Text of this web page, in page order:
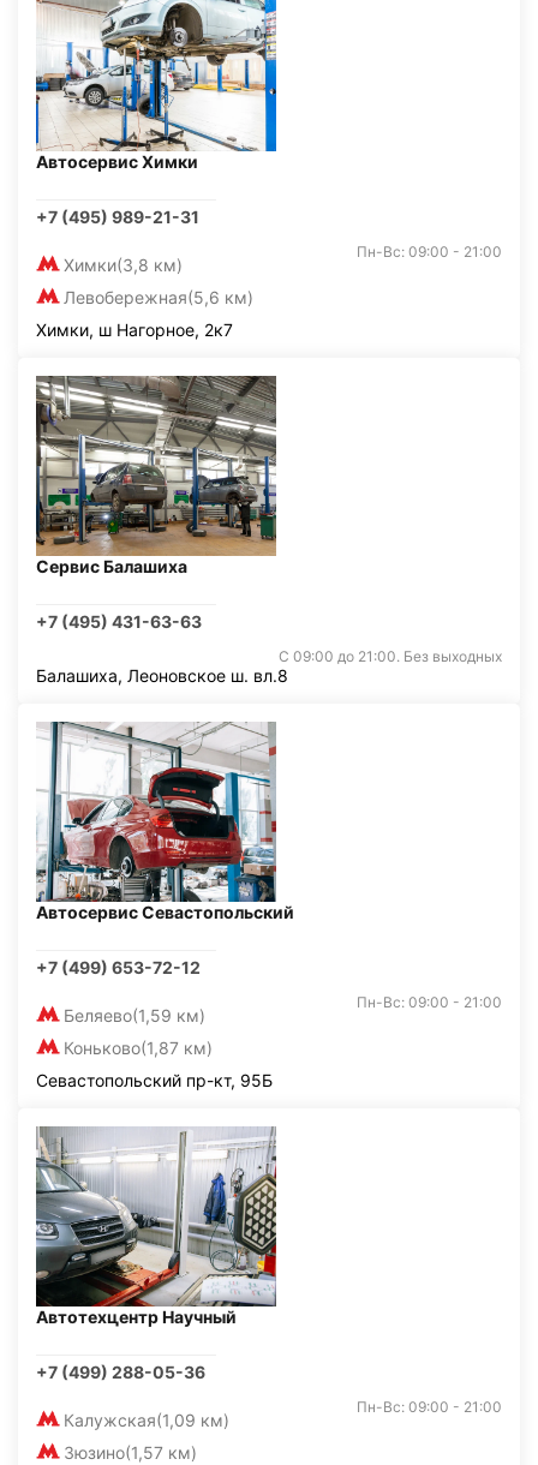
Автосервис Химки
+7 (495) 989-21-31
Химки(3,8 км)
Левобережная(5,6 км)
Пн-Вс: 09:00 - 21:00
Химки, ш Нагорное, 2к7
Сервис Балашиха
+7 (495) 431-63-63
С 09:00 до 21:00. Без выходных
Балашиха, Леоновское ш. вл.8
Автосервис Севастопольский
+7 (499) 653-72-12
Беляево(1,59 км)
Коньково(1,87 км)
Пн-Вс: 09:00 - 21:00
Севастопольский пр-кт, 95Б
Автотехцентр Научный
+7 (499) 288-05-36
Калужская(1,09 км)
Зюзино(1,57 км)
Пн-Вс: 09:00 - 21:00